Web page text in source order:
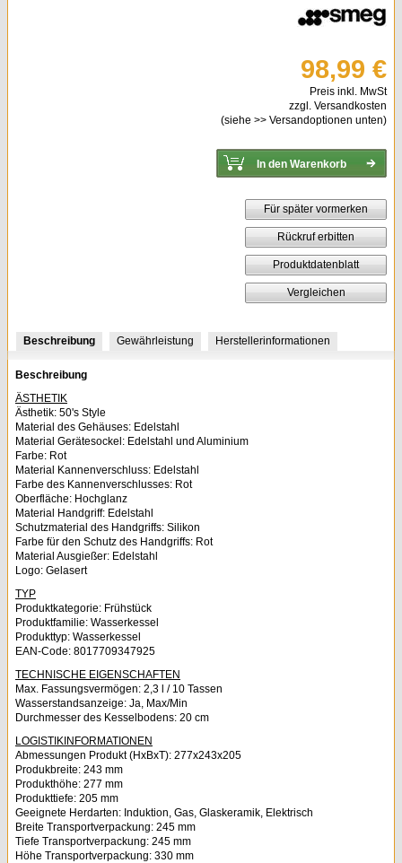
98,99 €
Preis inkl. MwSt
zzgl. Versandkosten
(siehe >> Versandoptionen unten)
Für später vormerken
Rückruf erbitten
Produktdatenblatt
Vergleichen
Beschreibung Gewährleistung Herstellerinformationen
Beschreibung
ÄSTHETIK
Ästhetik: 50's Style
Material des Gehäuses: Edelstahl
Material Gerätesockel: Edelstahl und Aluminium
Farbe: Rot
Material Kannenverschluss: Edelstahl
Farbe des Kannenverschlusses: Rot
Oberfläche: Hochglanz
Material Handgriff: Edelstahl
Schutzmaterial des Handgriffs: Silikon
Farbe für den Schutz des Handgriffs: Rot
Material Ausgießer: Edelstahl
Logo: Gelasert
TYP
Produktkategorie: Frühstück
Produktfamilie: Wasserkessel
Produkttyp: Wasserkessel
EAN-Code: 8017709347925
TECHNISCHE EIGENSCHAFTEN
Max. Fassungsvermögen: 2,3 l / 10 Tassen
Wasserstandsanzeige: Ja, Max/Min
Durchmesser des Kesselbodens: 20 cm
LOGISTIKINFORMATIONEN
Abmessungen Produkt (HxBxT): 277x243x205
Produkbreite: 243 mm
Produkthöhe: 277 mm
Produkttiefe: 205 mm
Geeignete Herdarten: Induktion, Gas, Glaskeramik, Elektrisch
Breite Transportverpackung: 245 mm
Tiefe Transportverpackung: 245 mm
Höhe Transportverpackung: 330 mm